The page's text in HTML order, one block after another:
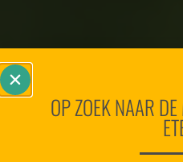
OP ZOEK NAAR